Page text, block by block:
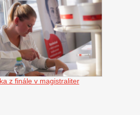
z finále v magistraliter